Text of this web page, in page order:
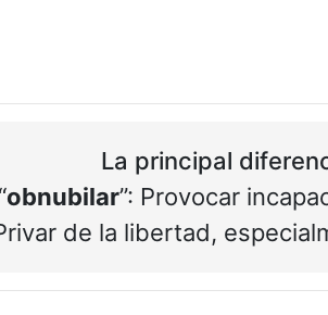
La principal
obnubilar”: Provocar
de la libertad,